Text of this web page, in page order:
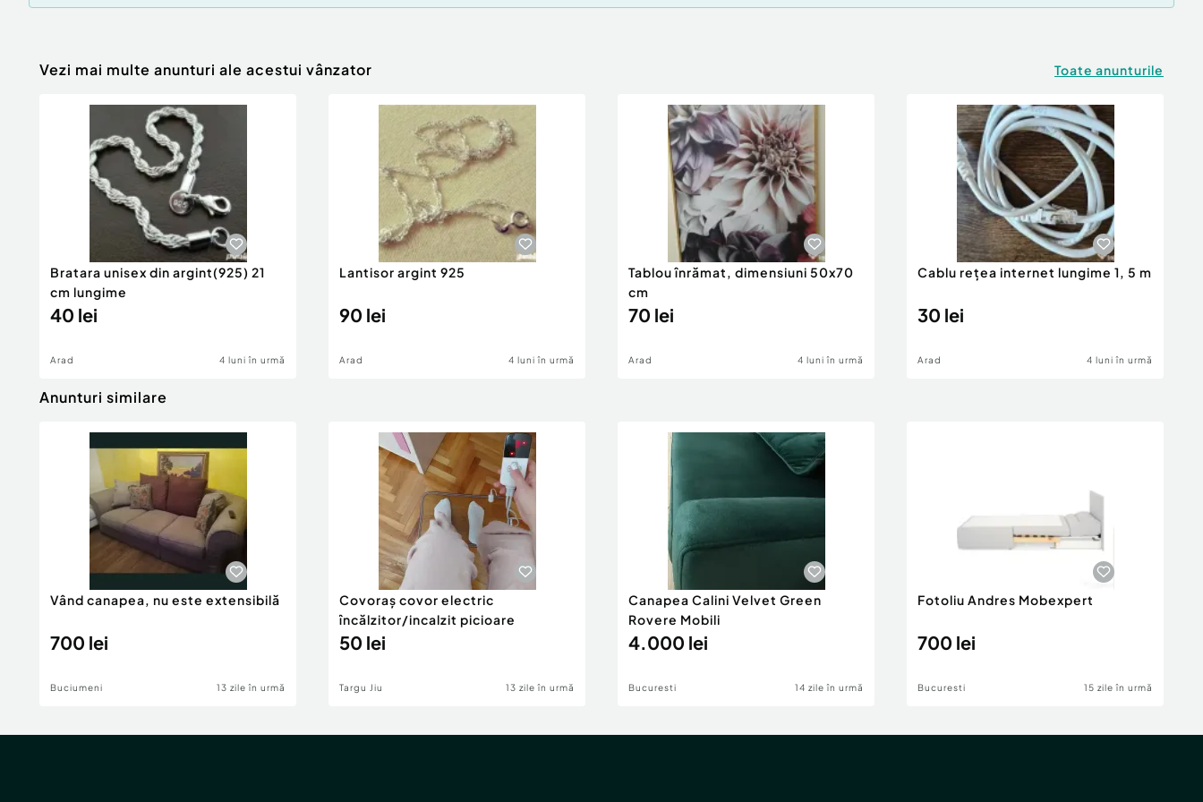
Vezi mai multe anunturi ale acestui vânzator Toate anunturile
Bratara unisex din argint(925) 21
cm lungime
40 lei
Arad 4 luni în urmă
Lantisor argint 925
90 lei
Arad 4 luni în urmă
Tablou înrămat, dimensiuni 50x70
cm
70 lei
Arad 4 luni în urmă
Cablu rețea internet lungime 1, 5 m
30 lei
Arad 4 luni în urmă
Anunturi similare
Vând canapea, nu este extensibilă
700 lei
Buciumeni 13 zile în urmă
Covoraș covor electric
încălzitor/incalzit picioare
50 lei
Targu Jiu 13 zile în urmă
Canapea Calini Velvet Green
Rovere Mobili
4.000 lei
Bucuresti 14 zile în urmă
Fotoliu Andres Mobexpert
700 lei
Bucuresti 15 zile în urmă